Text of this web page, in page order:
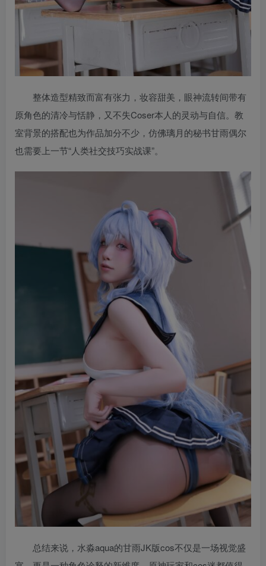
整体造型精致而富有张力，妆容甜美，眼神流转间带有
原角色的清冷与恬静，又不失Coser本人的灵动与自信。教
室背景的搭配也为作品加分不少，仿佛璃月的秘书甘雨偶尔
也需要上一节“人类社交技巧实战课”。
总结来说，水淼aqua的甘雨JK版cos不仅是一场视觉盛